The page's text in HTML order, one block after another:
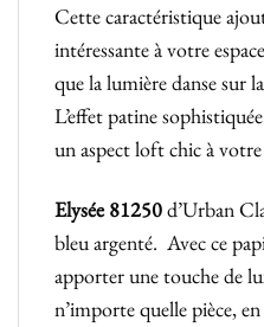
Cette caractéristique
intéressante à votre
que la lumière danse sur
L’effet patine
un aspect loft chic à votre
Elysée 81250d’Urban
bleu argenté. Avec ce
apporter une touche de
n’importe quelle pièce,